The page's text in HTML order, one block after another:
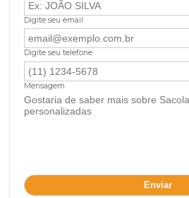
Digite seu email
Digite seu telefone
Mensagem